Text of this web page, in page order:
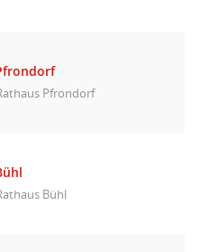
Pfrondorf
Bühl